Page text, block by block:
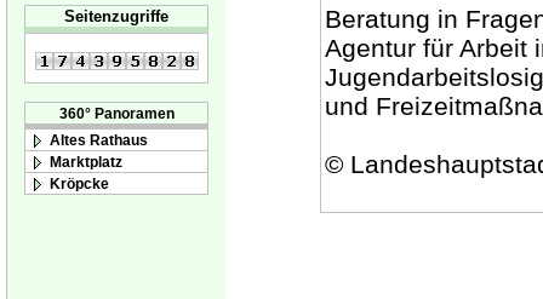
Seitenzugriffe
360° Panoramen
Altes Rathaus
Marktplatz
Kröpcke
Beratung in
Agentur für Arbeit
und
©